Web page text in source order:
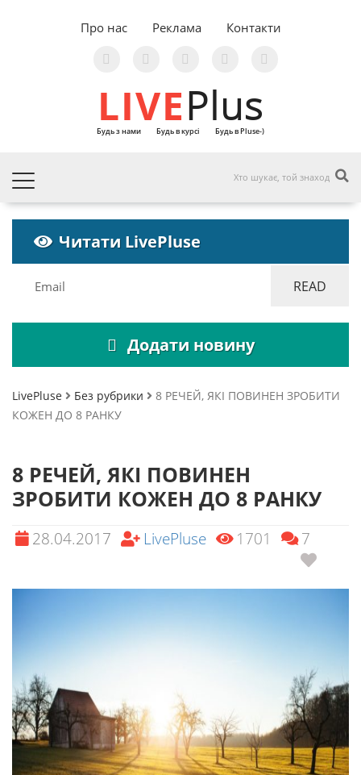
Про нас Реклама Контакти
LIVEPlus
Будь з нами Будь в курсі Будь в Pluse-)
Читати LivePluse
Додати новину
LivePluse Без рубрики
8 РЕЧЕЙ, ЯКІ ПОВИНЕН ЗРОБИТИ
КОЖЕН ДО 8 РАНКУ
8 РЕЧЕЙ, ЯКІ ПОВИНЕН
ЗРОБИТИ КОЖЕН ДО 8 РАНКУ
28.04.2017 LivePluse 1701 7